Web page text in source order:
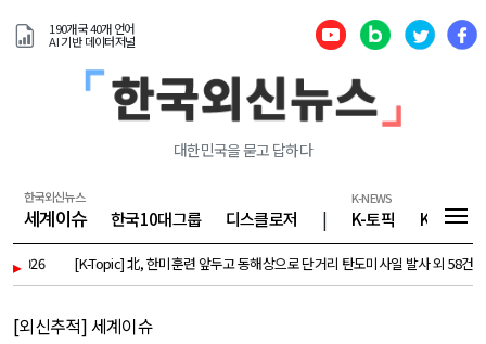
190개국 40개 언어
AI 기반 데이터저널
대한민국을 묻고 답하다
한국외신뉴스
세계이슈 한국10대그룹 디스클로저 |
K-NEWS
K-토픽 K-기업
▸ [K-Topic] 北, 한미훈련 앞두고 동해상으로 단거리 탄도미사일 발사 외 58건 - August
[외신추적] 세계이슈